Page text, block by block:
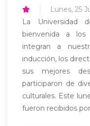
Lunes, 25
La Universidad
bienvenida a
integran a
inducción, los
sus mejores
participaron de
culturales. Este
fueron recibidos por